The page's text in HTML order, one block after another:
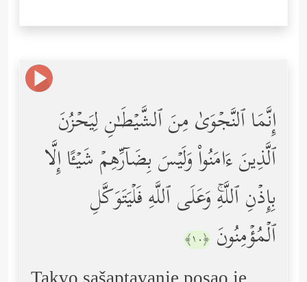
إِنَّمَا ٱلنَّجۡوَىٰ مِنَ ٱلشَّیۡطَـٰنِ لِیَحۡزُنَ
ٱلَّذِینَ ءَامَنُواْ وَلَیۡسَ بِضَاۤرِّهِمۡ شَیۡـًٔا إِلَّا
بِإِذۡنِ ٱللَّهِۚ وَعَلَى ٱللَّهِ فَلۡیَتَوَكَّلِ
ٱلۡمُؤۡمِنُونَ ﴿١٠﴾